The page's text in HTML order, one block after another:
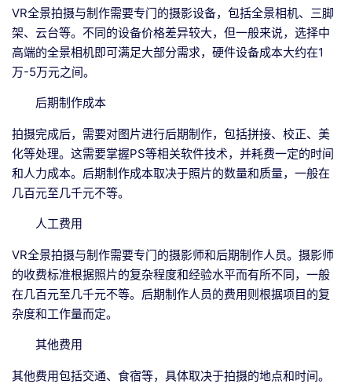
VR全景拍摄与制作需要专门的摄影设备，包括全景相机、三脚
架、云台等。不同的设备价格差异较大，但一般来说，选择中
高端的全景相机即可满足大部分需求，硬件设备成本大约在1
万-5万元之间。
后期制作成本
拍摄完成后，需要对图片进行后期制作，包括拼接、校正、美
化等处理。这需要掌握PS等相关软件技术，并耗费一定的时间
和人力成本。后期制作成本取决于照片的数量和质量，一般在
几百元至几千元不等。
人工费用
VR全景拍摄与制作需要专门的摄影师和后期制作人员。摄影师
的收费标准根据照片的复杂程度和经验水平而有所不同，一般
在几百元至几千元不等。后期制作人员的费用则根据项目的复
杂度和工作量而定。
其他费用
其他费用包括交通、食宿等，具体取决于拍摄的地点和时间。